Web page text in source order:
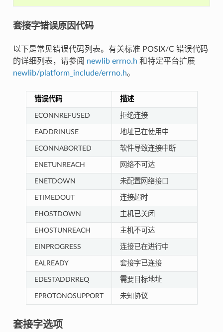
套接字错误原因代码
以下是常见错误代码列表。有关标准 POSIX/C 错误代码
的详细列表，请参阅 newlib errno.h 和特定平台扩展
newlib/platform_include/errno.h。
错误代码 描述
ECONNREFUSED 拒绝连接
EADDRINUSE 地址已在使用中
ECONNABORTED 软件导致连接中断
ENETUNREACH 网络不可达
ENETDOWN 未配置网络接口
ETIMEDOUT 连接超时
EHOSTDOWN 主机已关闭
EHOSTUNREACH 主机不可达
EINPROGRESS 连接已在进行中
EALREADY 套接字已连接
EDESTADDRREQ 需要目标地址
EPROTONOSUPPORT 未知协议
套接字选项